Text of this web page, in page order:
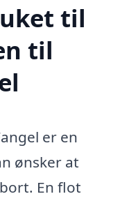
til
til
er en
ønsker at
En flot